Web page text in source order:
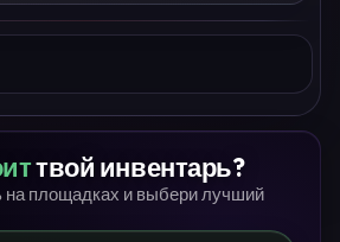
твой инвентарь?
на площадках и выбери лучший